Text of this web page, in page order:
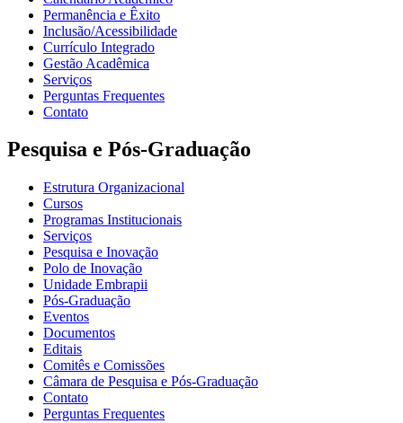
Permanência e Êxito
Inclusão/Acessibilidade
Currículo Integrado
Gestão Acadêmica
Serviços
Perguntas Frequentes
Contato
Pesquisa e Pós-Graduação
Estrutura Organizacional
Cursos
Programas Institucionais
Serviços
Pesquisa e Inovação
Polo de Inovação
Unidade Embrapii
Pós-Graduação
Eventos
Documentos
Editais
Comitês e Comissões
Câmara de Pesquisa e Pós-Graduação
Contato
Perguntas Frequentes